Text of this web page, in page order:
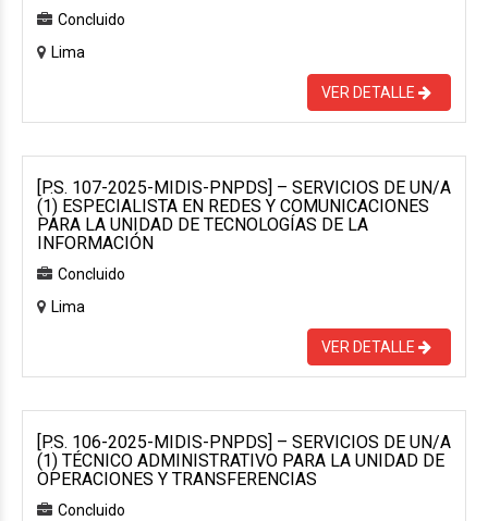
Concluido
Lima
VER DETALLE
[P.S. 107-2025-MIDIS-PNPDS] – SERVICIOS DE UN/A
(1) ESPECIALISTA EN REDES Y COMUNICACIONES
PARA LA UNIDAD DE TECNOLOGÍAS DE LA
INFORMACIÓN
Concluido
Lima
VER DETALLE
[P.S. 106-2025-MIDIS-PNPDS] – SERVICIOS DE UN/A
(1) TÉCNICO ADMINISTRATIVO PARA LA UNIDAD DE
OPERACIONES Y TRANSFERENCIAS
Concluido